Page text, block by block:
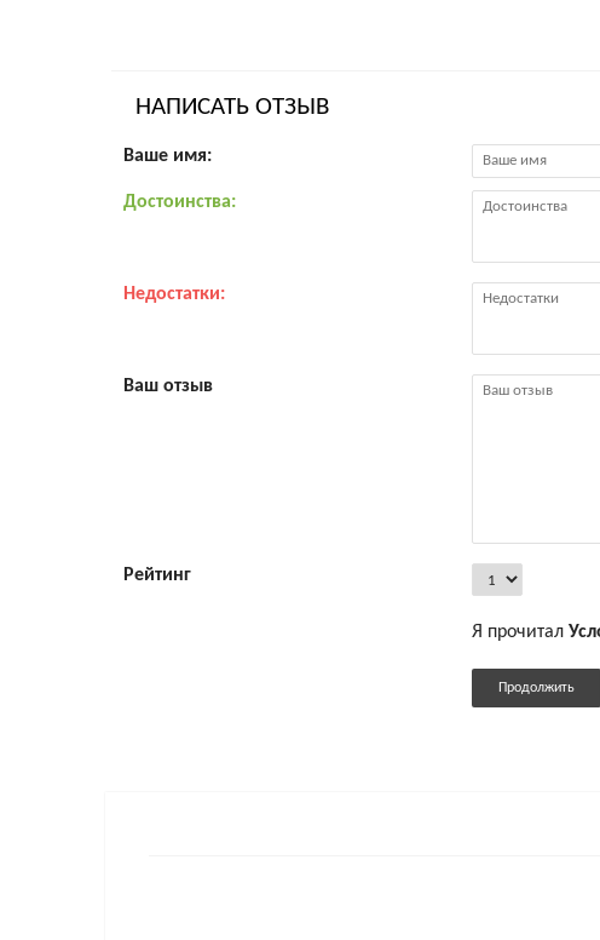
НАПИСАТЬ ОТЗЫВ
Ваше имя:
Достоинства:
Недостатки:
Ваш отзыв
Рейтинг
Я прочитал
Продолжить